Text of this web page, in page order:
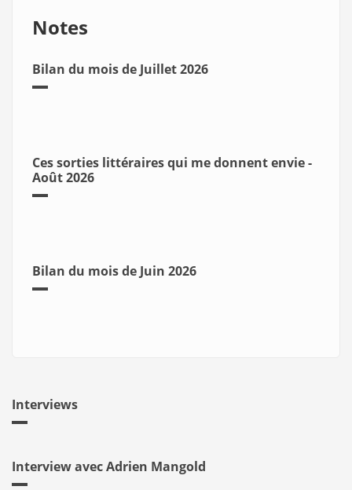
Notes
Bilan du mois de Juillet 2026
Ces sorties littéraires qui me donnent envie -
Août 2026
Bilan du mois de Juin 2026
Interviews
Interview avec Adrien Mangold